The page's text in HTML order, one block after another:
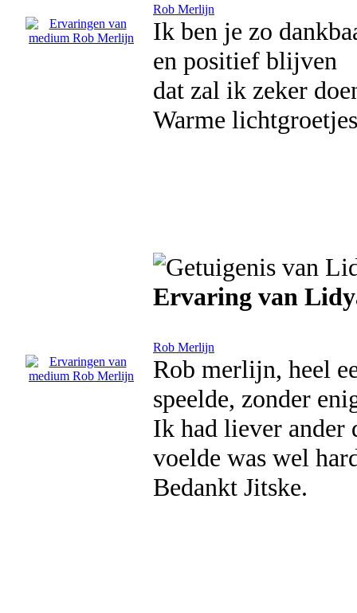
Rob Merlijn
Ik ben je zo
en positief blijven
dat zal ik zeker
Warme
Ervaring van
Rob Merlijn
Rob merlijn, heel
speelde, zonder
Ik had liever ander
voelde was wel
Bedankt Jitske.